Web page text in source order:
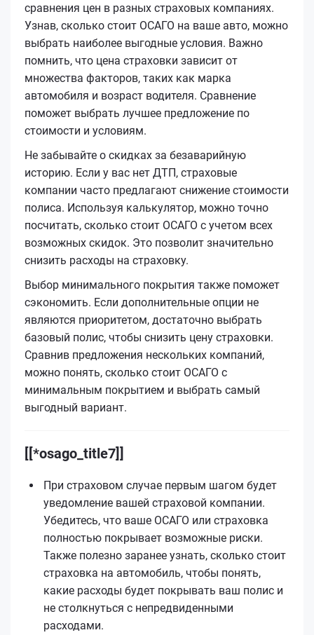
сравнения цен в разных страховых компаниях.
Узнав, сколько стоит ОСАГО на ваше авто, можно
выбрать наиболее выгодные условия. Важно
помнить, что цена страховки зависит от
множества факторов, таких как марка
автомобиля и возраст водителя. Сравнение
поможет выбрать лучшее предложение по
стоимости и условиям.
Не забывайте о скидках за безаварийную
историю. Если у вас нет ДТП, страховые
компании часто предлагают снижение стоимости
полиса. Используя калькулятор, можно точно
посчитать, сколько стоит ОСАГО с учетом всех
возможных скидок. Это позволит значительно
снизить расходы на страховку.
Выбор минимального покрытия также поможет
сэкономить. Если дополнительные опции не
являются приоритетом, достаточно выбрать
базовый полис, чтобы снизить цену страховки.
Сравнив предложения нескольких компаний,
можно понять, сколько стоит ОСАГО с
минимальным покрытием и выбрать самый
выгодный вариант.
[[*osago_title7]]
При страховом случае первым шагом будет
уведомление вашей страховой компании.
Убедитесь, что ваше ОСАГО или страховка
полностью покрывает возможные риски.
Также полезно заранее узнать, сколько стоит
страховка на автомобиль, чтобы понять,
какие расходы будет покрывать ваш полис и
не столкнуться с непредвиденными
расходами.